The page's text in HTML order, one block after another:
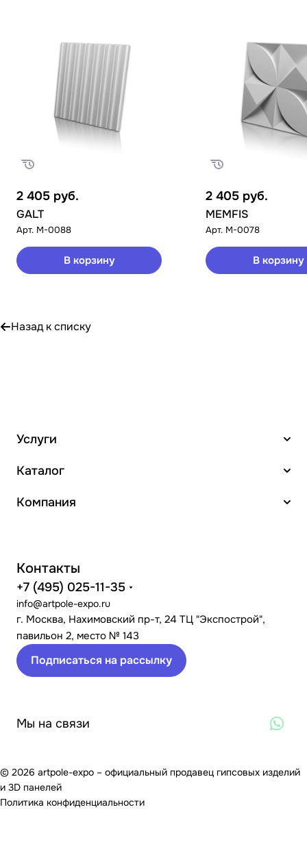
2 405 руб.
GALT
Арт. M-0088
В корзину
2 405 руб.
MEMFIS
Арт. M-0078
В корзину
Назад к списку
Услуги
Каталог
Компания
Контакты
+7 (495) 025-11-35
info@artpole-expo.ru
г. Москва, Нахимовский пр-т, 24 ТЦ "Экспострой",
павильон 2, место № 143
Подписаться на рассылку
Мы на связи
© 2026 artpole-expo – официальный продавец гипсовых изделий
и 3D панелей
Политика конфиденциальности